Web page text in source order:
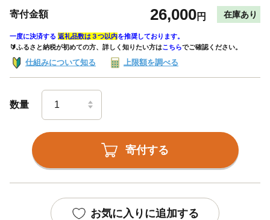
寄付金額 26,000円 在庫あり
一度に決済する 返礼品数は３つ以内を推奨しております。
🔰ふるさと納税が初めての方、詳しく知りたい方はこちらでご確認ください。
仕組みについて知る 上限額を調べる
数量
寄付する
お気に入りに追加する